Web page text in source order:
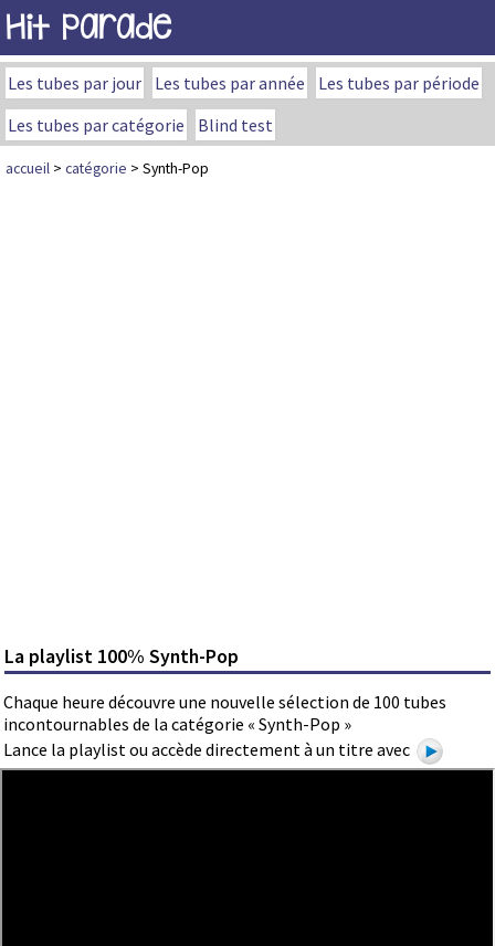
Hit Parade
Les tubes par jour Les tubes par année
Les tubes par période
Les tubes par catégorie
Blind test
accueil > catégorie > Synth-Pop
La playlist 100% Synth-Pop
Chaque heure découvre une nouvelle sélection de 100 tubes
incontournables de la catégorie « Synth-Pop »
Lance la playlist ou accède directement à un titre avec